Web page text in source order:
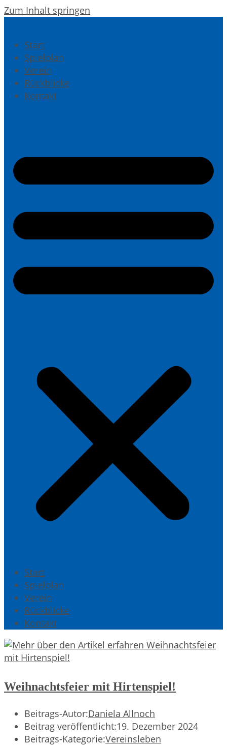
Zum Inhalt springen
Start
Spielplan
Verein
Rückblicke
Kontakt
Start
Spielplan
Verein
Rückblicke
Kontakt
Weihnachtsfeier mit Hirtenspiel!
Beitrags-Autor:Daniela Allnoch
Beitrag veröffentlicht:19. Dezember 2024
Beitrags-Kategorie:Vereinsleben